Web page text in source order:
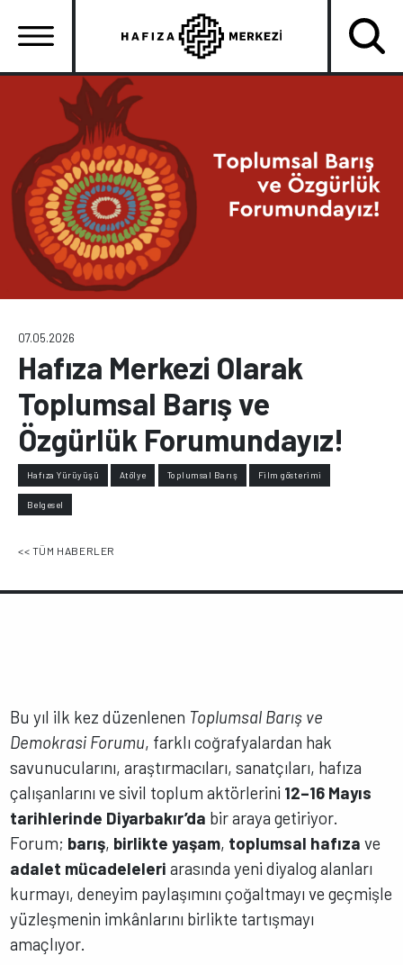
atla
gezinti
menüsü
07.05.2026
Hafıza Merkezi Olarak
Toplumsal Barış ve
Özgürlük Forumundayız!
Hafıza Yürüyüşü Atölye Toplumsal Barış Film gösterimi
Belgesel
<< TÜM HABERLER
Bu yıl ilk kez düzenlenen Toplumsal Barış ve
Demokrasi Forumu, farklı coğrafyalardan hak
savunucularını, araştırmacıları, sanatçıları, hafıza
çalışanlarını ve sivil toplum aktörlerini 12–16 Mayıs
tarihlerinde Diyarbakır’da bir araya getiriyor.
Forum; barış, birlikte yaşam, toplumsal hafıza ve
adalet mücadeleleri arasında yeni diyalog alanları
kurmayı, deneyim paylaşımını çoğaltmayı ve geçmişle
yüzleşmenin imkânlarını birlikte tartışmayı
amaçlıyor.